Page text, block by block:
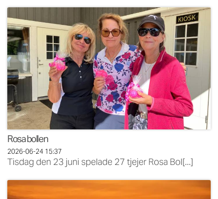
Rosa bollen
2026-06-2415:37
Tisdag den 23 juni spelade 27 tjejer Rosa Bol[...]